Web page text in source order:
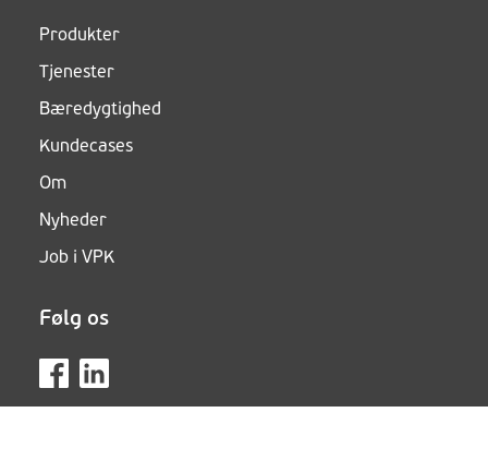
Produkter
Tjenester
Bæredygtighed
Kundecases
Om
Nyheder
Job i VPK
Følg os